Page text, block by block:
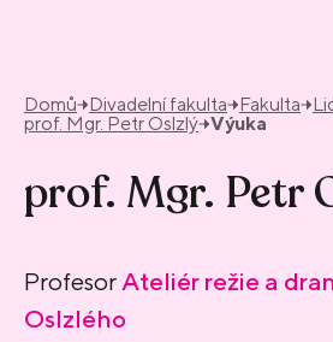
Domů Divadelní fakulta Fakulta
prof. Mgr. Petr Oslzlý Výuka
prof. Mgr. Petr
Profesor Ateliér režie a
Oslzlého